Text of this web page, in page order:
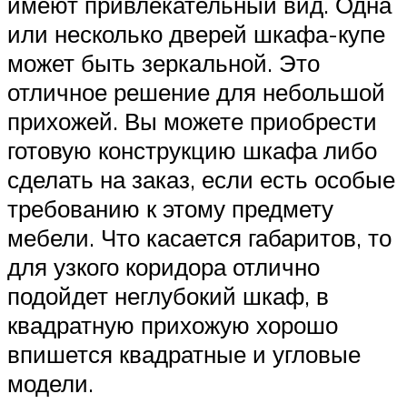
или несколько дверей шкафа-купе
может быть зеркальной. Это
отличное решение для небольшой
прихожей. Вы можете приобрести
готовую конструкцию шкафа либо
сделать на заказ, если есть особые
требованию к этому предмету
мебели. Что касается габаритов, то
для узкого коридора отлично
подойдет неглубокий шкаф, в
квадратную прихожую хорошо
впишется квадратные и угловые
модели.